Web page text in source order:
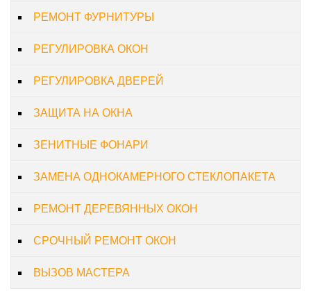
РЕМОНТ ФУРНИТУРЫ
РЕГУЛИРОВКА ОКОН
РЕГУЛИРОВКА ДВЕРЕЙ
ЗАЩИТА НА ОКНА
ЗЕНИТНЫЕ ФОНАРИ
ЗАМЕНА ОДНОКАМЕРНОГО СТЕКЛОПАКЕТА
РЕМОНТ ДЕРЕВЯННЫХ ОКОН
СРОЧНЫЙ РЕМОНТ ОКОН
ВЫЗОВ МАСТЕРА